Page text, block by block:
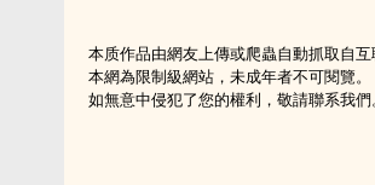
本质作品由網友上傳或爬蟲自動抓取自互
本網為限制級網站，未成年者不可閱覽。
如無意中侵犯了您的權利，敬請聯系我們。